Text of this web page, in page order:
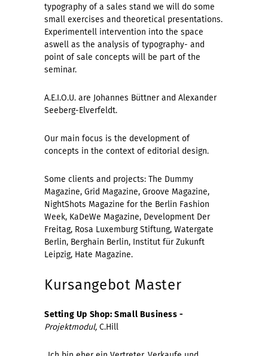
typography of a sales stand we will do some
small exercises and theoretical presentations.
Experimentell intervention into the space
aswell as the analysis of typography- and
point of sale concepts will be part of the
seminar.
A.E.I.O.U. are Johannes Büttner and Alexander
Seeberg-Elverfeldt.
Our main focus is the development of
concepts in the context of editorial design.
Some clients and projects: The Dummy
Magazine, Grid Magazine, Groove Magazine,
NightShots Magazine for the Berlin Fashion
Week, KaDeWe Magazine, Development Der
Freitag, Rosa Luxemburg Stiftung, Watergate
Berlin, Berghain Berlin, Institut für Zukunft
Leipzig, Hate Magazine.
Kursangebot Master
Setting Up Shop: Small Business -
Projektmodul, C.Hill